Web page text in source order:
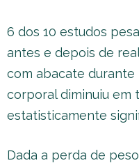
6 dos 10 estudos
antes e depois de
com abacate durante
corporal diminuiu em
estatisticamente
Dada a perda de